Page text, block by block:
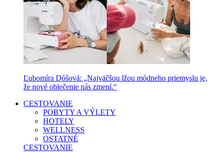
Ľubomíra Dóšová: „Najväčšou lžou módneho priemyslu je,
že nové oblečenie nás zmení.“
CESTOVANIE
POBYTY A VÝLETY
HOTELY
WELLNESS
OSTATNÉ
CESTOVANIE